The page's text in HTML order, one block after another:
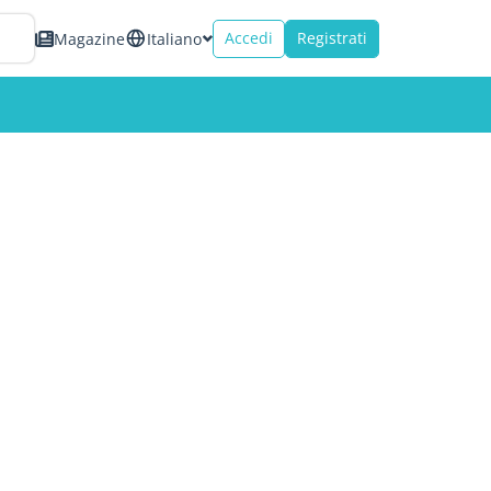
Magazine Italiano Accedi Registrati